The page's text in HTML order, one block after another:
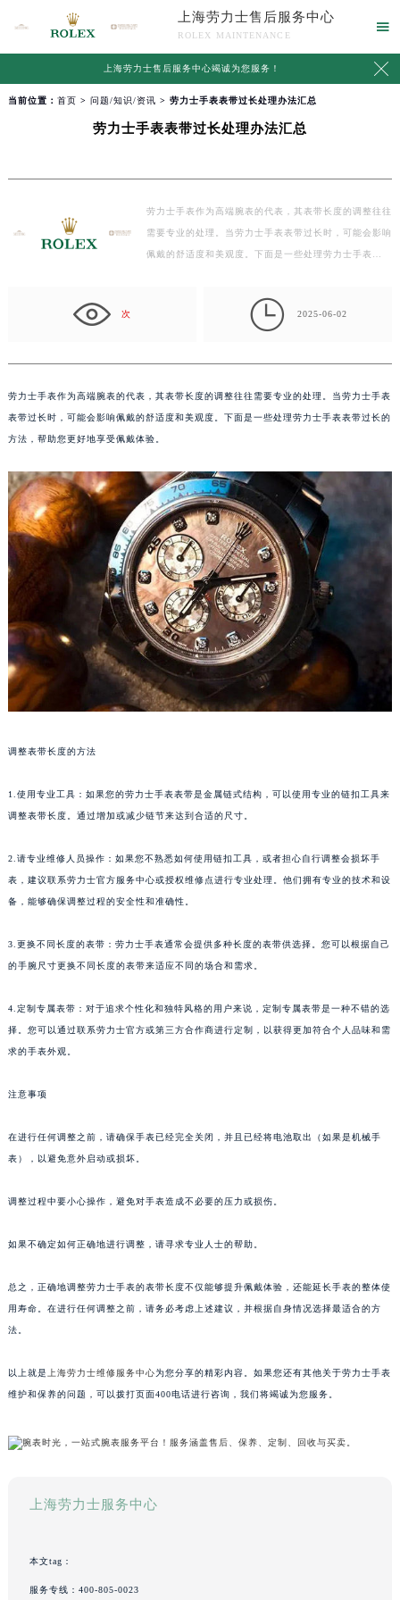
上海劳力士售后服务中心
ROLEX MAINTENANCE

上海劳力士售后服务中心竭诚为您服务！ 
当前位置： 首页 > 问题/知识/资讯 > 劳力士手表表带过长处理办法汇总
劳力士手表表带过长处理办法汇总
劳力士手表作为高端腕表的代表，其表带长度的调整往往
需要专业的处理。当劳力士手表表带过长时，可能会影响
佩戴的舒适度和美观度。下面是一些处理劳力士手表…
次  2025-06-02
劳力士手表作为高端腕表的代表，其表带长度的调整往往需要专业的处理。当劳力士手表
表带过长时，可能会影响佩戴的舒适度和美观度。下面是一些处理劳力士手表表带过长的
方法，帮助您更好地享受佩戴体验。
调整表带长度的方法
1.使用专业工具：如果您的劳力士手表表带是金属链式结构，可以使用专业的链扣工具来
调整表带长度。通过增加或减少链节来达到合适的尺寸。
2.请专业维修人员操作：如果您不熟悉如何使用链扣工具，或者担心自行调整会损坏手
表，建议联系劳力士官方服务中心或授权维修点进行专业处理。他们拥有专业的技术和设
备，能够确保调整过程的安全性和准确性。
3.更换不同长度的表带：劳力士手表通常会提供多种长度的表带供选择。您可以根据自己
的手腕尺寸更换不同长度的表带来适应不同的场合和需求。
4.定制专属表带：对于追求个性化和独特风格的用户来说，定制专属表带是一种不错的选
择。您可以通过联系劳力士官方或第三方合作商进行定制，以获得更加符合个人品味和需
求的手表外观。
注意事项
在进行任何调整之前，请确保手表已经完全关闭，并且已经将电池取出（如果是机械手
表），以避免意外启动或损坏。
调整过程中要小心操作，避免对手表造成不必要的压力或损伤。
如果不确定如何正确地进行调整，请寻求专业人士的帮助。
总之，正确地调整劳力士手表的表带长度不仅能够提升佩戴体验，还能延长手表的整体使
用寿命。在进行任何调整之前，请务必考虑上述建议，并根据自身情况选择最适合的方
法。
以上就是 上海劳力士维修服务中心为您分享的精彩内容。如果您还有其他关于劳力士手表
维护和保养的问题，可以拨打页面400电话进行咨询，我们将竭诚为您服务。
上海劳力士服务中心
本文tag：
服务专线： 400-805-0023